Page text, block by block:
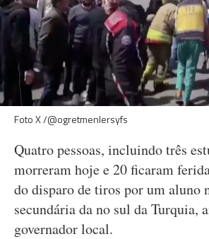
Foto X /@ogretmenlersyfs
Quatro pessoas, incluindo três
morreram hoje e 20 ficaram
do disparo de tiros por um aluno
secundária da no sul da Turquia,
governador local.